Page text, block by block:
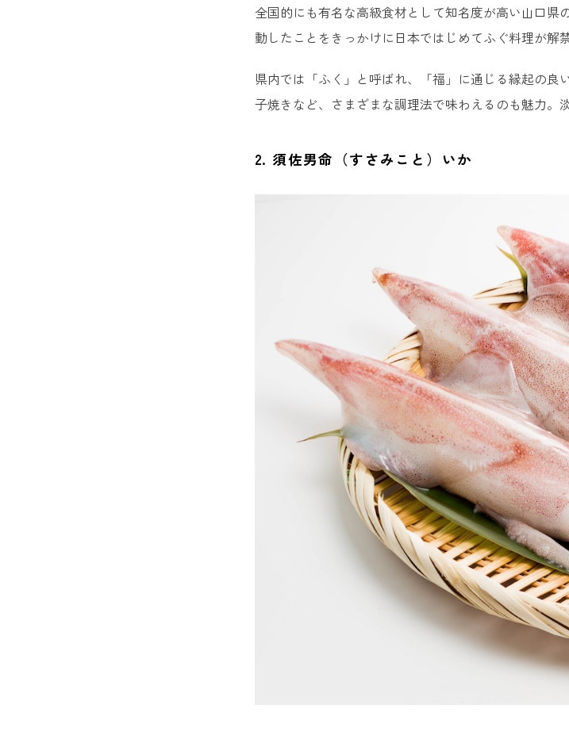
10. 和食処 㐂楽（きらく）
12. 御食事処したらめ別館
全国的にも有名な高級食材として知名度が高い山口
動したことをきっかけに日本ではじめてふぐ料理が解
県内では「ふく」と呼ばれ、「福」に通じる縁起の
子焼きなど、さまざまな調理法で味わえるのも魅力。
2. 須佐男命（すさみこと）いか